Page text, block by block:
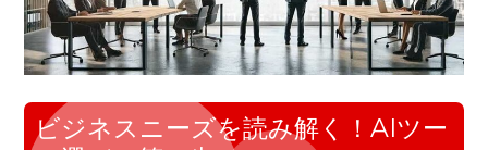
ビジネスニーズを読み解く！AIツー